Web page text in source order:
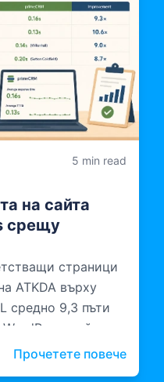
5 min read
на сайта
срещу
страници
ATKDA върху
средно 9,3 пъти
сайт, а
10,6 пъти по-бърза.
Прочетете повече: